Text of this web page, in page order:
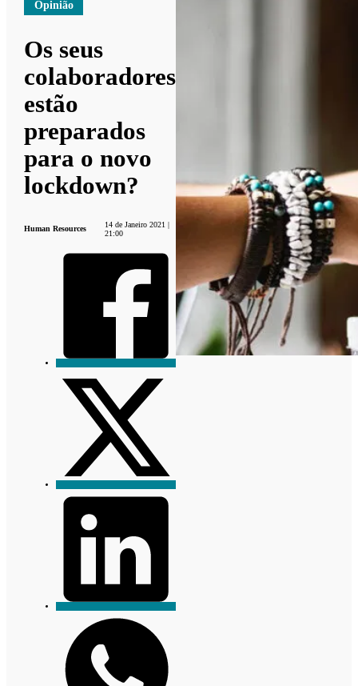
Opinião
Os seus
colaboradores
estão
preparados
para o novo
lockdown?
Human Resources
14 de Janeiro 2021 |
21:00